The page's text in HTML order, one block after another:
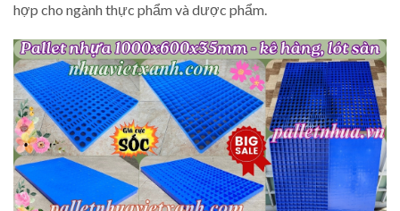
hợp cho ngành thực phẩm và dược phẩm.